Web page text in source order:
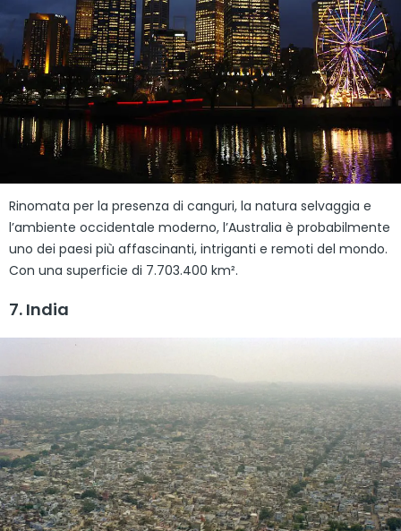
Rinomata per la presenza di canguri, la natura selvaggia e
l’ambiente occidentale moderno, l’Australia è probabilmente
uno dei paesi più affascinanti, intriganti e remoti del mondo.
Con una superficie di 7.703.400 km².
7. India